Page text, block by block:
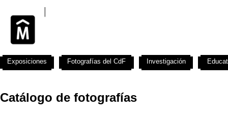
Catálogo de fotografías
Exposiciones Fotografías del CdF Investigación